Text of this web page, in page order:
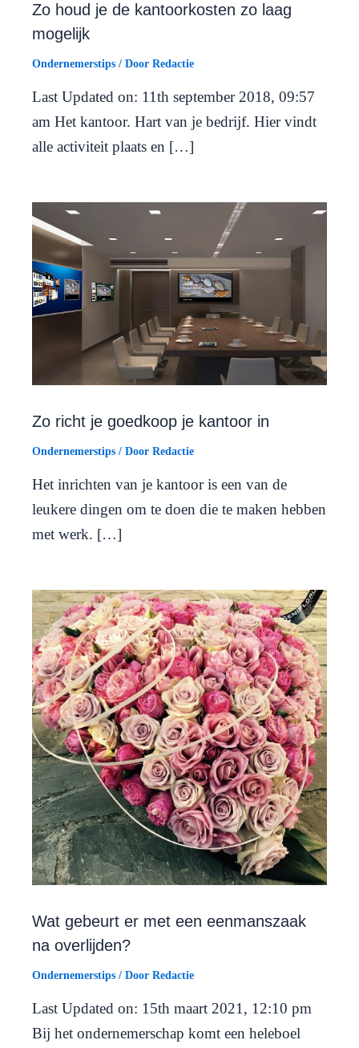
Zo houd je de kantoorkosten zo laag
mogelijk
Ondernemerstips / Door Redactie
Last Updated on: 11th september 2018, 09:57
am Het kantoor. Hart van je bedrijf. Hier vindt
alle activiteit plaats en […]
Zo richt je goedkoop je kantoor in
Ondernemerstips / Door Redactie
Het inrichten van je kantoor is een van de
leukere dingen om te doen die te maken hebben
met werk. […]
Wat gebeurt er met een eenmanszaak
na overlijden?
Ondernemerstips / Door Redactie
Last Updated on: 15th maart 2021, 12:10 pm
Bij het ondernemerschap komt een heleboel